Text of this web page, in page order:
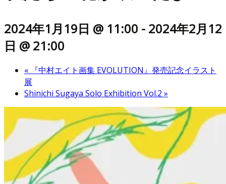
2024年1月19日 @ 11:00 - 2024年2月12
日 @ 21:00
« 『中村エイト画集 EVOLUTION』発売記念イラスト
展
Shinichi Sugaya Solo Exhibition Vol.2 »